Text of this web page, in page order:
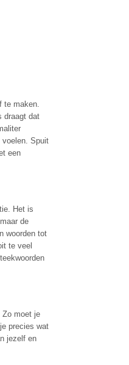
te maken.
draagt dat
voelen. Spuit
een
Het is
de
woorden tot
te veel
Zo moet je
precies wat
jezelf en